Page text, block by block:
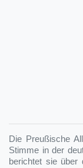
Die Preußische
Stimme in der
berichtet sie über